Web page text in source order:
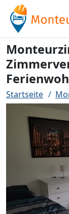
Startseite